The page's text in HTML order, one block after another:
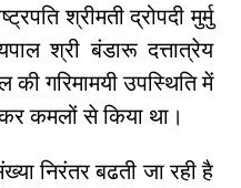
श्रीमती द्रोपदी मुर्मु
श्री बंडारू दत्तात्रेय
गरिमामयी उपस्थिति में
कमलों से किया था।
निरंतर बढती जा रही है